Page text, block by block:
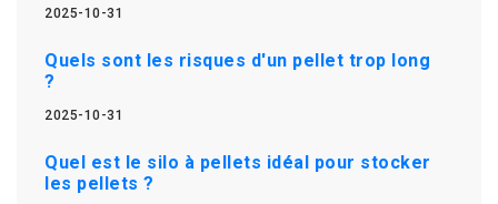
2025-10-31
Quels sont les risques d'un pellet trop long
?
2025-10-31
Quel est le silo à pellets idéal pour stocker
les pellets ?